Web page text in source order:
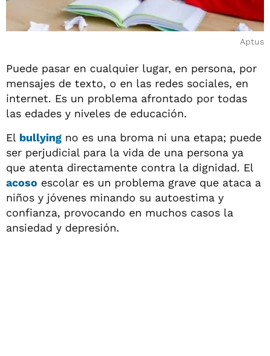
Aptus
Puede pasar en cualquier lugar, en persona, por
mensajes de texto, o en las redes sociales, en
internet. Es un problema afrontado por todas
las edades y niveles de educación.
El bullying no es una broma ni una etapa; puede
ser perjudicial para la vida de una persona ya
que atenta directamente contra la dignidad. El
acoso escolar es un problema grave que ataca a
niños y jóvenes minando su autoestima y
confianza, provocando en muchos casos la
ansiedad y depresión.